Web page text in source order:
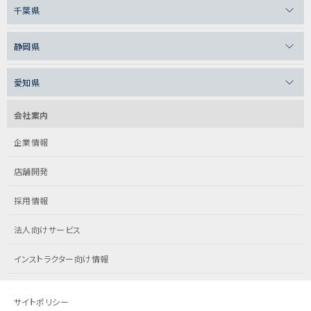
千葉県
静岡県
愛知県
会社案内
企業情報
店舗開発
採用情報
法人向けサービス
インストラクター向け情報
サイトポリシー